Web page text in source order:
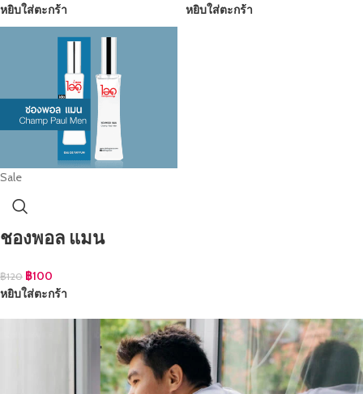
หยิบใส่ตะกร้า
หยิบใส่ตะกร้า
Sale
ชองพอล แมน
฿120 ฿100
หยิบใส่ตะกร้า